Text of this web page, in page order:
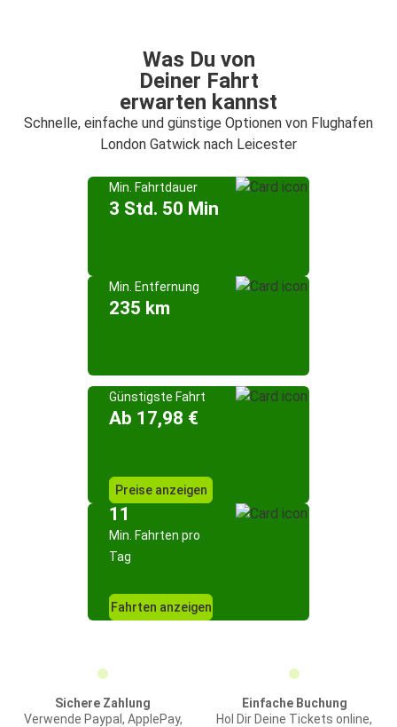
Was Du von
Deiner Fahrt
erwarten kannst
Schnelle, einfache und günstige Optionen von Flughafen
London Gatwick nach Leicester
Min. Fahrtdauer
3 Std. 50 Min
Min. Entfernung
235 km
Günstigste Fahrt
Ab 17,98 €
Preise anzeigen
11
Min. Fahrten pro
Tag
Fahrten anzeigen
Sichere Zahlung
Verwende Paypal, ApplePay,
Einfache Buchung
Hol Dir Deine Tickets online,